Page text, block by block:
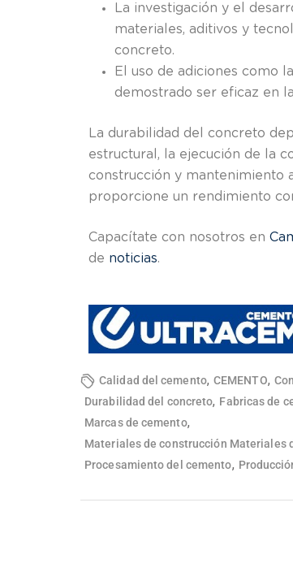
La investigación y el
materiales, aditivos y
concreto.
El uso de adiciones como
demostrado ser eficaz en
La durabilidad del concreto
estructural, la ejecución de la
construcción y mantenimiento
proporcione un rendimiento
Capacítate con nosotros en
de noticias.
Calidad del cemento, CEMENTO,
Durabilidad del concreto, Fabricas de
Marcas de cemento,
Materiales de construcción Materiales
Procesamiento del cemento,